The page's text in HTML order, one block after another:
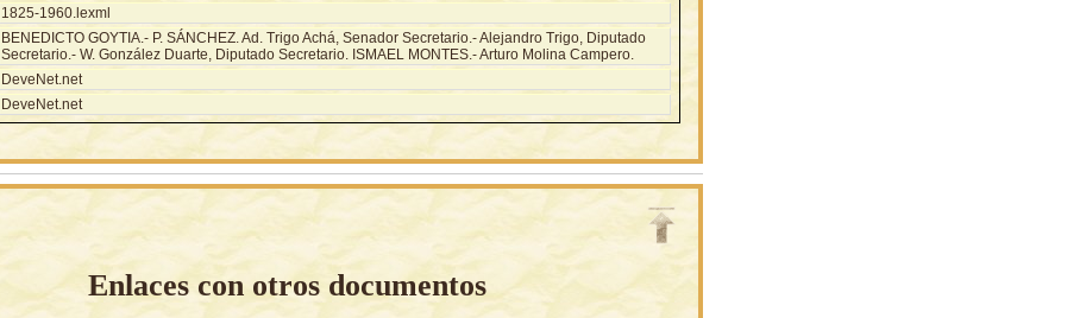
1825-1960.lexml
BENEDICTO GOYTIA.- P. SÁNCHEZ. Ad. Trigo Achá, Senador Secretario.- Alejandro Trigo, Diputado
Secretario.- W. González Duarte, Diputado Secretario. ISMAEL MONTES.- Arturo Molina Campero.
DeveNet.net
DeveNet.net
Enlaces con otros documentos